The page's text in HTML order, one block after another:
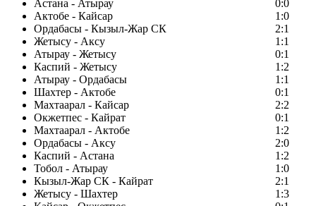
Астана - Атырау
0:0
Актобе - Кайсар
1:0
Ордабасы - Кызыл-Жар СК
2:1
Жетысу - Аксу
1:1
Атырау - Жетысу
0:1
Каспий - Жетысу
1:2
Атырау - Ордабасы
1:1
Шахтер - Актобе
0:1
Махтаарал - Кайсар
2:2
Окжетпес - Кайрат
0:1
Махтаарал - Актобе
1:2
Ордабасы - Аксу
2:0
Каспий - Астана
1:2
Тобол - Атырау
1:0
Кызыл-Жар СК - Кайрат
2:1
Жетысу - Шахтер
1:3